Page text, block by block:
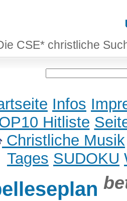
CSE* christliche
Infos
Hitliste
Christliche Musik
Tages SUDOKU